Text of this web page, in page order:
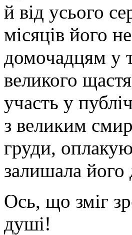
й від усього
місяців його
домочадцям у
великого
участь у
з великим
груди,
залишала його
Ось, що зміг
душі!